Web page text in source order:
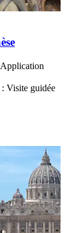
Visite guidée